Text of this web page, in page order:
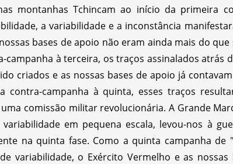
montanhas Tchincam ao início da primeira
a variabilidade e a inconstância
bases de apoio não eram ainda mais do
campanha à terceira, os traços assinalados
criados e as nossas bases de apoio já
contra-campanha à quinta, esses traços
comissão militar revolucionária. A Grande
em pequena escala, levou-nos à
na quinta fase. Como a quinta campanha
variabilidade, o Exército Vermelho e as